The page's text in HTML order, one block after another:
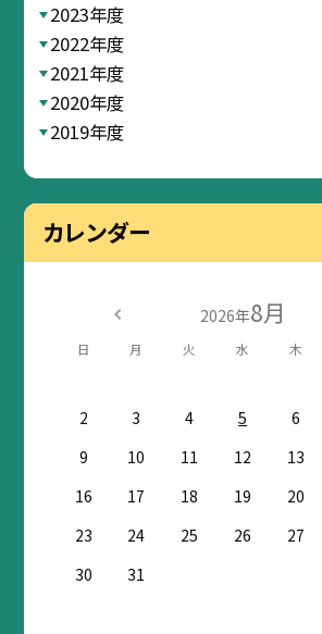
2023年度
2022年度
2021年度
2020年度
2019年度
カレンダー
2026年8月
日 月 火 水 木
2
3 4 5 6
9
10 11 12 13
16
17 18 19 20
23
24 25 26 27
30
31